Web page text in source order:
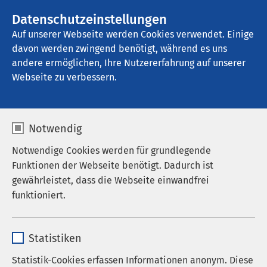
Datenschutzeinstellungen
Auf unserer Webseite werden Cookies verwendet. Einige
davon werden zwingend benötigt, während es uns
andere ermöglichen, Ihre Nutzererfahrung auf unserer
Webseite zu verbessern.
Notwendig
Notwendige Cookies werden für grundlegende
Funktionen der Webseite benötigt. Dadurch ist
gewährleistet, dass die Webseite einwandfrei
funktioniert.
Anbieter sgalinski
Statistiken
Statistik-Cookies erfassen Informationen anonym. Diese
AMEOS Reha Klinikum Ratzeburg
Endometriosezentrum
Jetzt Reha ohne längere Wartezeit
starten, auch ambulant möglich!
Im AMEOS Reha Klinikum Ratzeburg starten Sie
schnell in Ihre Rehabilitation: wunderschön gelegen